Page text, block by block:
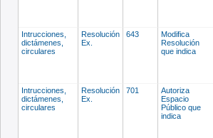
Intrucciones,
dictámenes,
circulares
Resolución
Ex.
643
Modifica
Resolución
que indica
Intrucciones,
dictámenes,
circulares
Resolución
Ex.
701
Autoriza
Espacio
Público que
indica